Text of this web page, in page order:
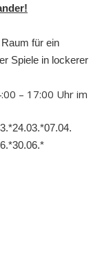
für ein
Spiele in lockerer
– 17:00 Uhr im